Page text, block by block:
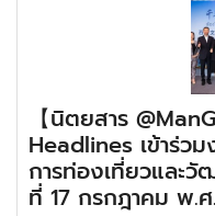
【นิตยสาร
Headlines เข้าร่ว
การท่องเที่ยวและวั
ที่ 17 กรกฎาคม พ.